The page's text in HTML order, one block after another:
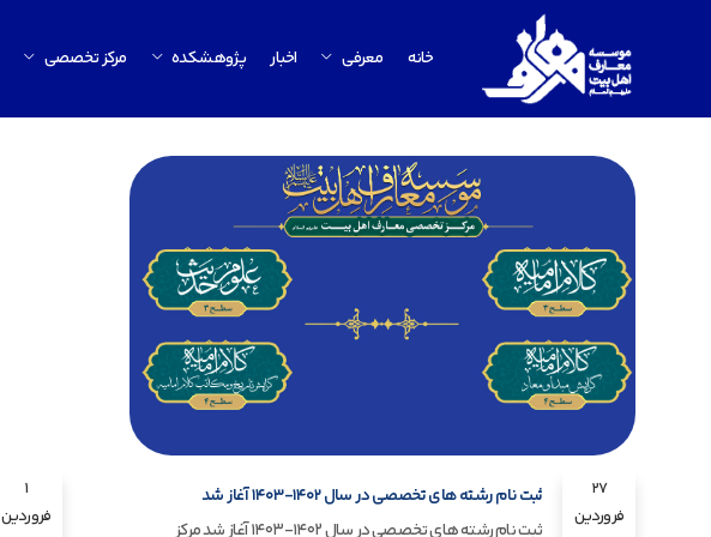
خانه معرفی اخبار پژوهشکده مرکز تخصصی
27
فروردین
ثبت نام رشته های تخصصی در سال ۱۴۰۲-۱۴۰۳ آغاز شد
ثبت نام رشته های تخصصی در سال ۱۴۰۲-۱۴۰۳ آغاز شد مرکز
1
فروردین